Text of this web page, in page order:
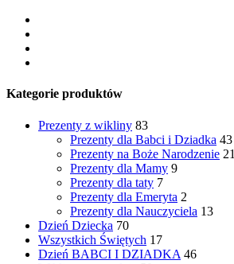
Kategorie produktów
Prezenty z wikliny 83
Prezenty dla Babci i Dziadka 43
Prezenty na Boże Narodzenie 21
Prezenty dla Mamy 9
Prezenty dla taty 7
Prezenty dla Emeryta 2
Prezenty dla Nauczyciela 13
Dzień Dziecka 70
Wszystkich Świętych 17
Dzień BABCI I DZIADKA 46